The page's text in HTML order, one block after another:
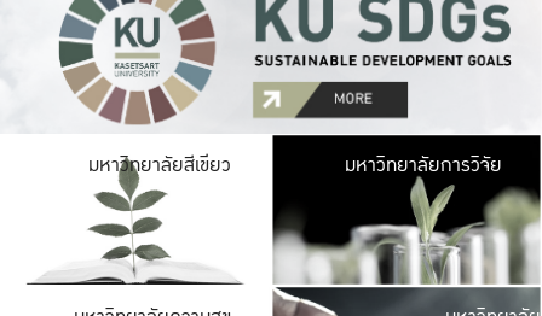
มหาวิทยาลัยสีเขียว มหาวิ
มีพื้นที่เขียวสดใส
เป็นป่าในเมือง เกษต
มหาวิทยาลัยการวิจัย
มหาวิ